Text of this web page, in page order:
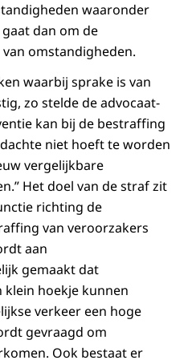
waaronder
dan om de
omstandigheden.
waarbij sprake is van
zo stelde de advocaat-
kan bij de bestraffing
niet hoeft te worden
vergelijkbare
Het doel van de straf zit
richting de
van veroorzakers
aan
gemaakt dat
hoekje kunnen
verkeer een hoge
gevraagd om
Ook bestaat er